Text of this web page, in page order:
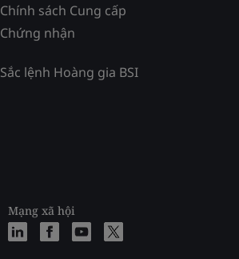
Chính sách Cung cấp
Chứng nhận
Sắc lệnh Hoàng gia BSI
Mạng xã hội